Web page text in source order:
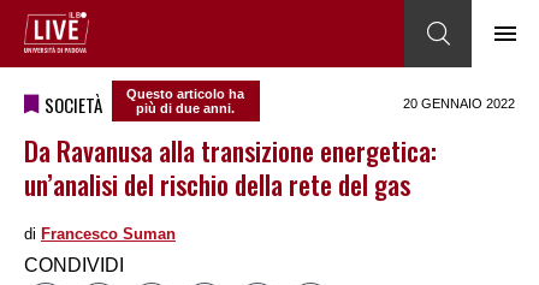
SOCIETÀ
Questo articolo ha
più di due anni.
20 GENNAIO 2022
Da Ravanusa alla transizione energetica:
un’analisi del rischio della rete del gas
di Francesco Suman
CONDIVIDI